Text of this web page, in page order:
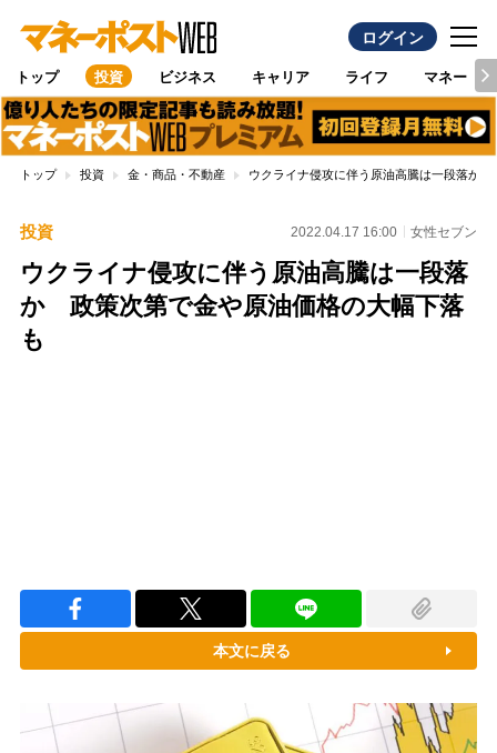
ログイン
トップ 投資 ビジネス キャリア ライフ マネー
トップ 投資 金・商品・不動産 ウクライナ侵攻に伴う原油高騰は一段落か
投資 2022.04.17 16:00 女性セブン
ウクライナ侵攻に伴う原油高騰は一段落
か 政策次第で金や原油価格の大幅下落
も
本文に戻る